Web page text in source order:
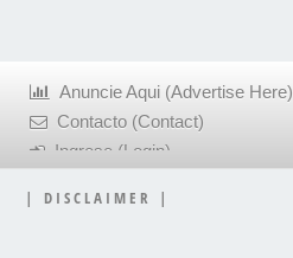
Anuncie Aqui (Advertise Here)
Contacto (Contact)
Ingrese (Login)
| D I S C L A I M E R |